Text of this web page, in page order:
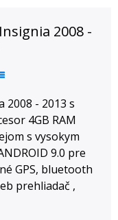
2008 -
2008 - 2013 s
4GB RAM
s vysokym
9.0 pre
GPS, bluetooth
prehliadač ,